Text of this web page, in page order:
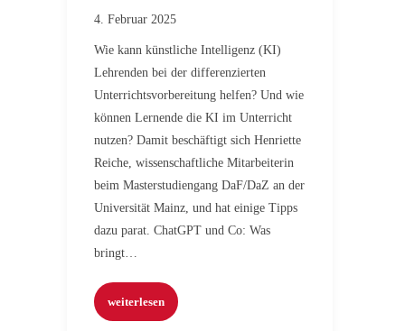
4. Februar 2025
Wie kann künstliche Intelligenz (KI)
Lehrenden bei der differenzierten
Unterrichtsvorbereitung helfen? Und wie
können Lernende die KI im Unterricht
nutzen? Damit beschäftigt sich Henriette
Reiche, wissenschaftliche Mitarbeiterin
beim Masterstudiengang DaF/DaZ an der
Universität Mainz, und hat einige Tipps
dazu parat. ChatGPT und Co: Was
bringt…
weiterlesen